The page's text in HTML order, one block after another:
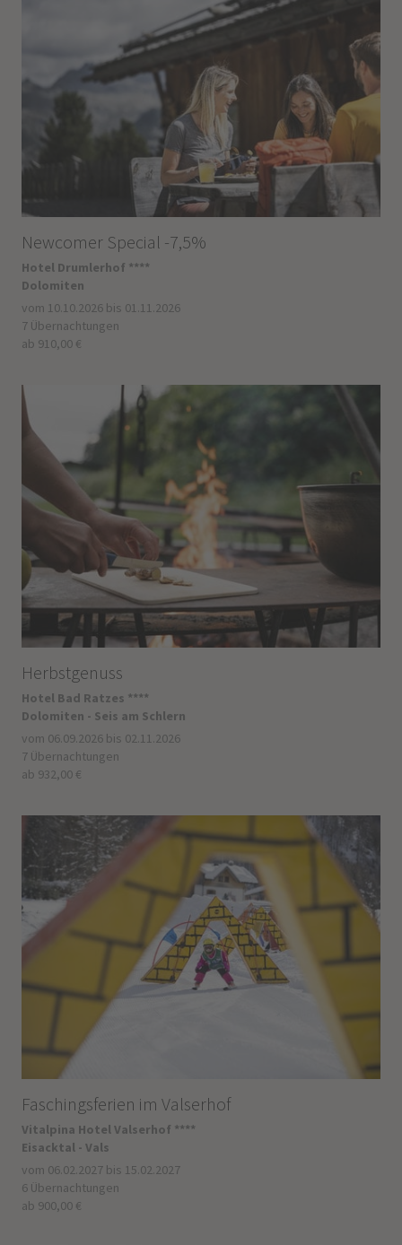
Newcomer Special -7,5%
Hotel Drumlerhof ****
Dolomiten
vom 10.10.2026 bis 01.11.2026
7 Übernachtungen
ab 910,00 €
Herbstgenuss
Hotel Bad Ratzes ****
Dolomiten - Seis am Schlern
vom 06.09.2026 bis 02.11.2026
7 Übernachtungen
ab 932,00 €
Faschingsferien im Valserhof
Vitalpina Hotel Valserhof ****
Eisacktal - Vals
vom 06.02.2027 bis 15.02.2027
6 Übernachtungen
ab 900,00 €